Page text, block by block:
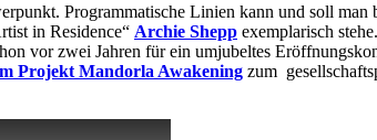
Programmatische Linien kann und soll man
in Residence“ Archie Shepp exemplarisch
vor zwei Jahren für ein umjubeltes
Projekt Mandorla Awakening zum